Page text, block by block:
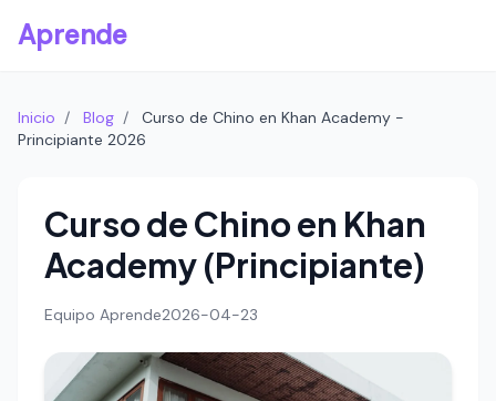
Aprende
Inicio / Blog /
Curso de Chino en Khan Academy -
Principiante 2026
Curso de Chino en Khan
Academy (Principiante)
Equipo Aprende2026-04-23